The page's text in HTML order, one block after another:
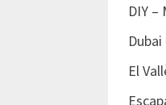
DIY –
Dubai
El